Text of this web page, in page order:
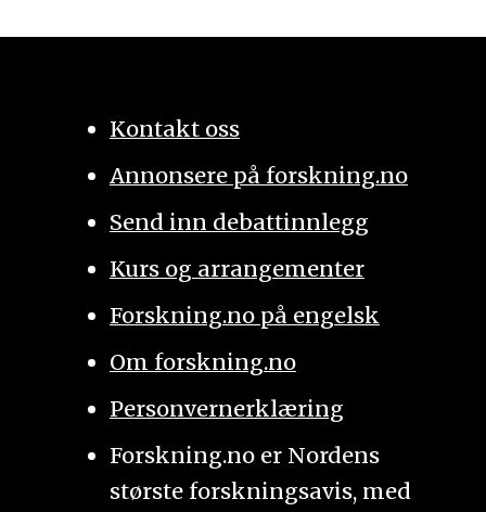
Kontakt oss
Annonsere på forskning.no
Send inn debattinnlegg
Kurs og arrangementer
Forskning.no på engelsk
Om forskning.no
Personvernerklæring
Forskning.no er Nordens
største forskningsavis, med